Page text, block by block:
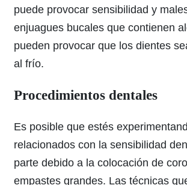
puede provocar sensibilidad y
enjuagues bucales que contienen
pueden provocar que los dientes
al frío.
Procedimientos dentales
Es posible que estés
relacionados con la sensibilidad
parte debido a la colocación de
empastes grandes. Las técnicas